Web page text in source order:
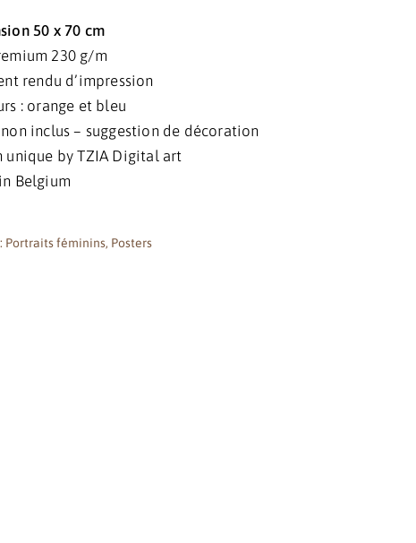
50 x 70 cm
230 g/m
rendu d’impression
: orange et bleu
inclus – suggestion de décoration
unique by TZIA Digital art
Belgium
Portraits féminins, Posters